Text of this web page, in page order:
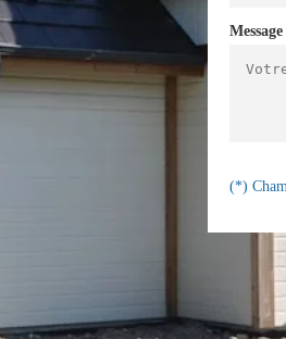
Message
(*)